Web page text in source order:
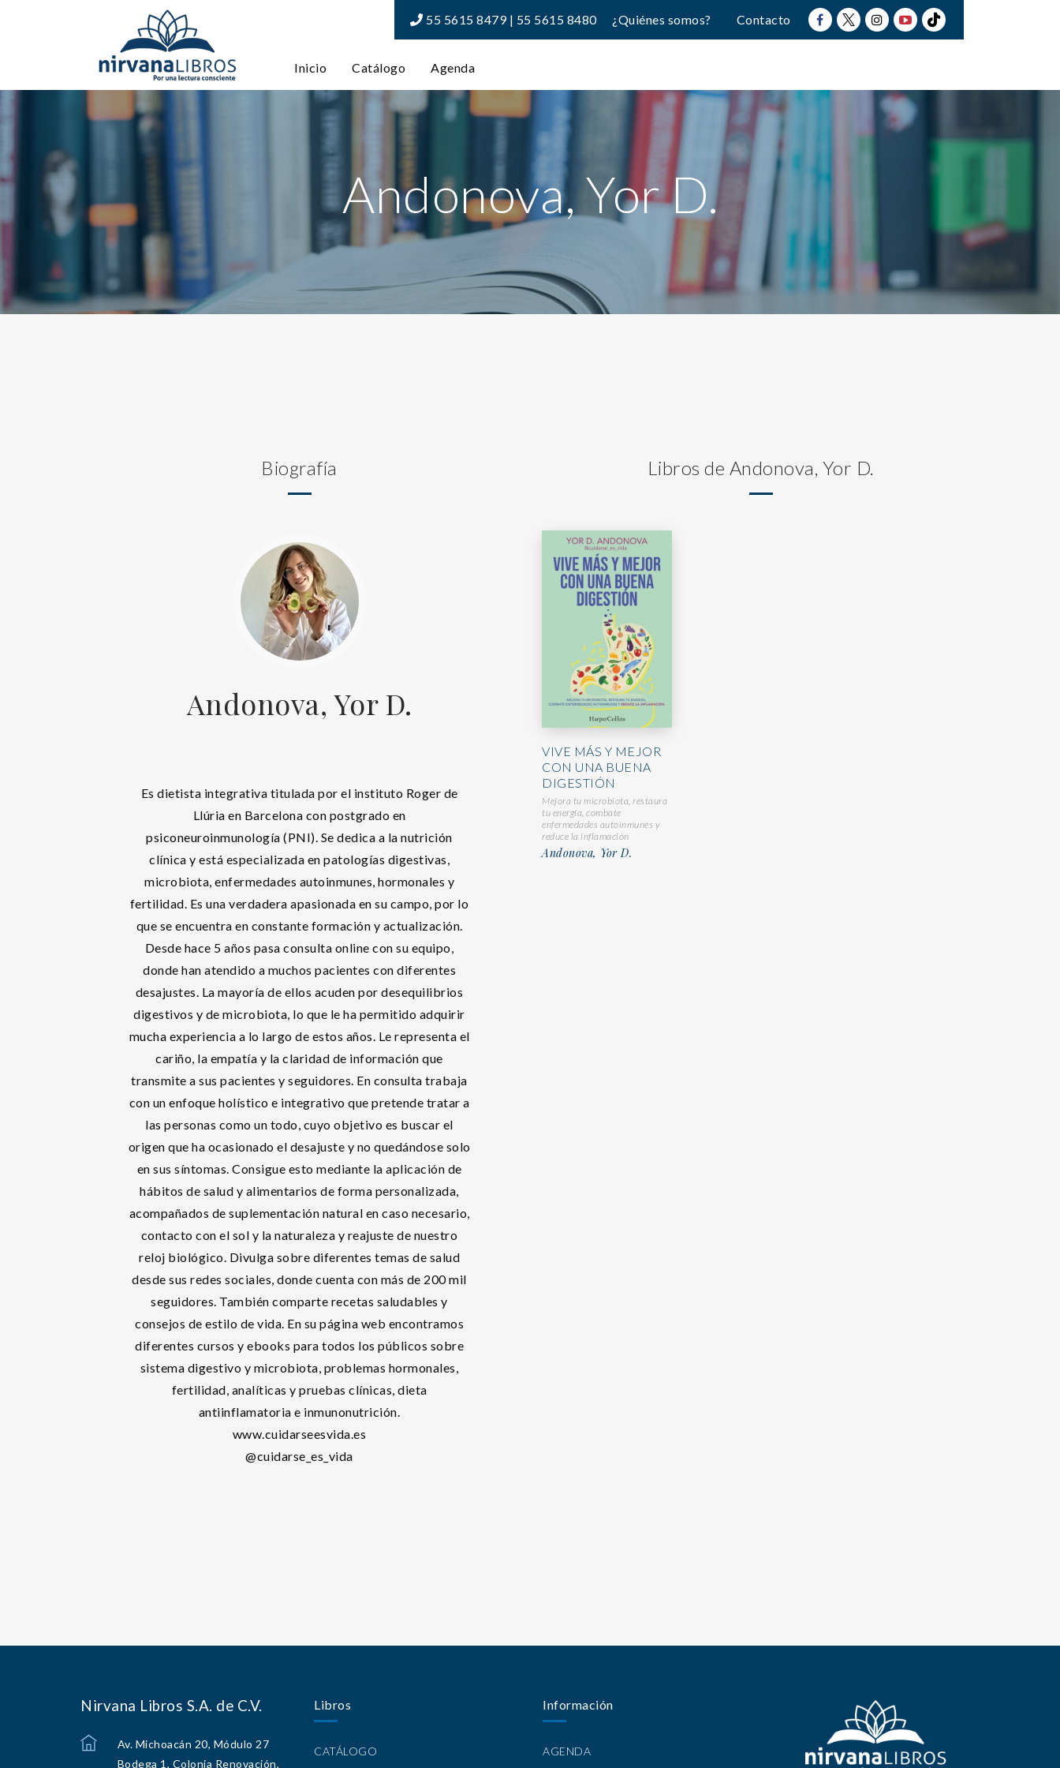
55 5615 8479 | 55 5615 8480 ¿Quiénes somos? Contacto
Inicio Catálogo Agenda
Andonova, Yor D.
Biografía
Andonova, Yor D.
Es dietista integrativa titulada por el instituto Roger de
Llúria en Barcelona con postgrado en
psiconeuroinmunología (PNI). Se dedica a la nutrición
clínica y está especializada en patologías digestivas,
microbiota, enfermedades autoinmunes, hormonales y
fertilidad. Es una verdadera apasionada en su campo, por lo
que se encuentra en constante formación y actualización.
Desde hace 5 años pasa consulta online con su equipo,
donde han atendido a muchos pacientes con diferentes
desajustes. La mayoría de ellos acuden por desequilibrios
digestivos y de microbiota, lo que le ha permitido adquirir
mucha experiencia a lo largo de estos años. Le representa el
cariño, la empatía y la claridad de información que
transmite a sus pacientes y seguidores. En consulta trabaja
con un enfoque holístico e integrativo que pretende tratar a
las personas como un todo, cuyo objetivo es buscar el
origen que ha ocasionado el desajuste y no quedándose solo
en sus síntomas. Consigue esto mediante la aplicación de
hábitos de salud y alimentarios de forma personalizada,
acompañados de suplementación natural en caso necesario,
contacto con el sol y la naturaleza y reajuste de nuestro
reloj biológico. Divulga sobre diferentes temas de salud
desde sus redes sociales, donde cuenta con más de 200 mil
seguidores. También comparte recetas saludables y
consejos de estilo de vida. En su página web encontramos
diferentes cursos y ebooks para todos los públicos sobre
sistema digestivo y microbiota, problemas hormonales,
fertilidad, analíticas y pruebas clínicas, dieta
antiinflamatoria e inmunonutrición.
www.cuidarseesvida.es
@cuidarse_es_vida
Libros de Andonova, Yor D.
VIVE MÁS Y MEJOR
CON UNA BUENA
DIGESTIÓN
Mejora tu microbiota, restaura
tu energía, combate
enfermedades autoinmunes y
reduce la inflamación
Andonova, Yor D.
Nirvana Libros S.A. de C.V.
Av. Michoacán 20, Módulo 27
Bodega 1, Colonia Renovación,
Libros
CATÁLOGO
Información
AGENDA